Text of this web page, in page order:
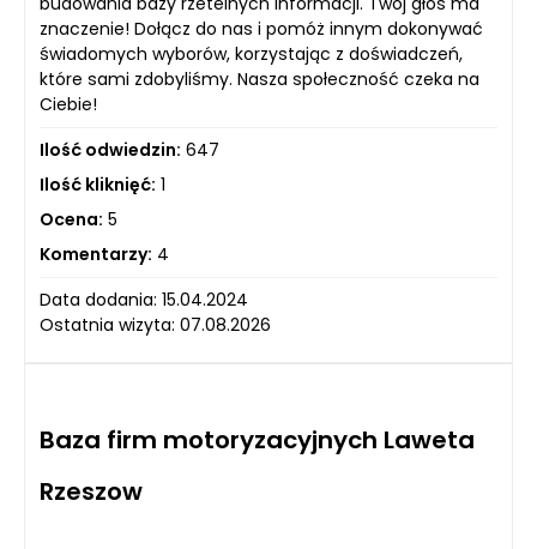
znaczenie! Dołącz do nas i pomóż innym dokonywać
świadomych wyborów, korzystając z doświadczeń,
które sami zdobyliśmy. Nasza społeczność czeka na
Ciebie!
Ilość odwiedzin: 647
Ilość kliknięć: 1
Ocena: 5
Komentarzy: 4
Data dodania: 15.04.2024
Ostatnia wizyta: 07.08.2026
Baza firm motoryzacyjnych Laweta
Rzeszow